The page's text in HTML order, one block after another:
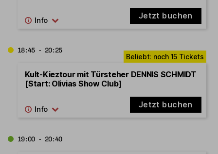
Jetzt buchen
18:45 - 20:25
Kult-Kieztour mit Türsteher DENNIS SCHMIDT
[Start: Olivias Show Club]
Jetzt buchen
19:00 - 20:40